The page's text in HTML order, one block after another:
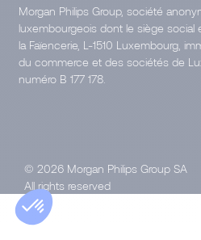
Morgan Philips Group, société
luxembourgeois dont le siège social
la Faïencerie, L-1510 Luxembourg,
du commerce et des sociétés de
numéro B 177 178.
© 2026 Morgan Philips Group SA
All rights reserved